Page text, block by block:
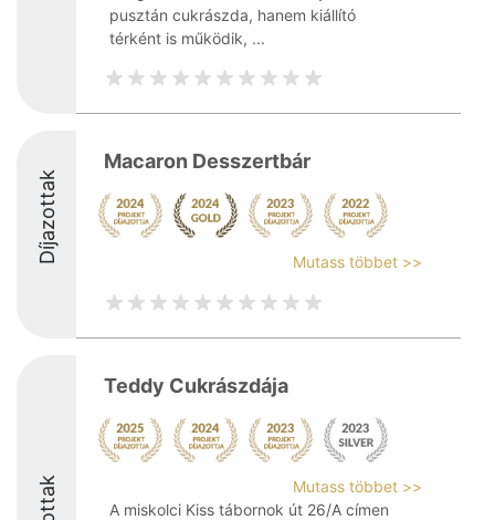
pusztán cukrászda, hanem kiállító
térként is működik, ...
Díjazottak
Macaron Desszertbár
Mutass többet >>
Teddy Cukrászdája
Mutass többet >>
A miskolci Kiss tábornok út 26/A címen